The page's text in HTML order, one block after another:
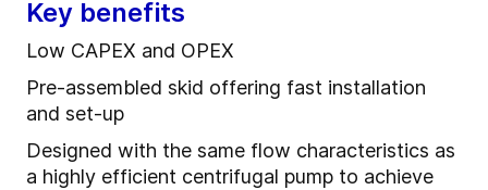
Key benefits
Low CAPEX and OPEX
Pre-assembled skid offering fast installation
and set-up
Designed with the same flow characteristics as
a highly efficient centrifugal pump to achieve